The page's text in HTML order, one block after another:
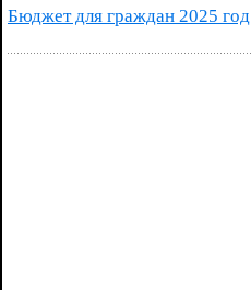
Бюджет для граждан 2025 год